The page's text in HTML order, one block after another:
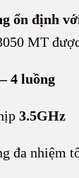
ổn định
MT
4 luồng
3.5GHz
đa nhiệm